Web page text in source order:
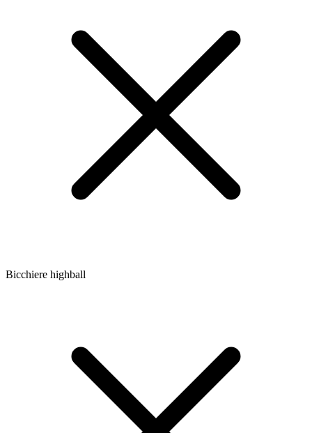
Bicchiere highball